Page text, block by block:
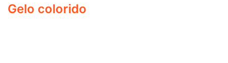
Gelo colorido